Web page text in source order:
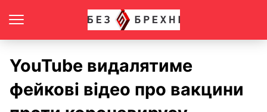
YouTube видалятиме
фейкові відео про вакцини